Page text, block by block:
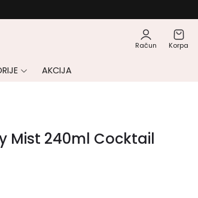
Račun Korpa
AKCIJA
Mist 240ml Cocktail